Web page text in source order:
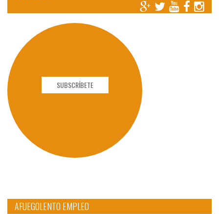
SUBSCRÍBETE
AFUEGOLENTO EMPLEO